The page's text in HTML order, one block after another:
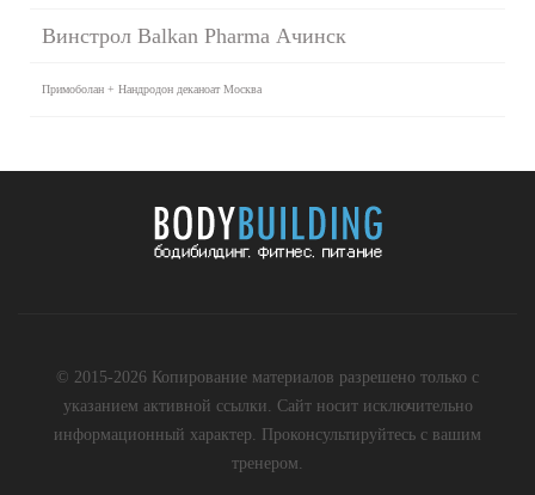
Винстрол Balkan Pharma Ачинск
Примоболан + Нандродон деканоат Москва
© 2015-2026 Копирование материалов разрешено только с
указанием активной ссылки. Сайт носит исключительно
информационный характер. Проконсультируйтесь с вашим
тренером.